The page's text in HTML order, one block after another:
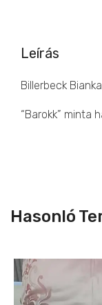
Leírás
Billerbeck
“Barokk” minta
Hasonló